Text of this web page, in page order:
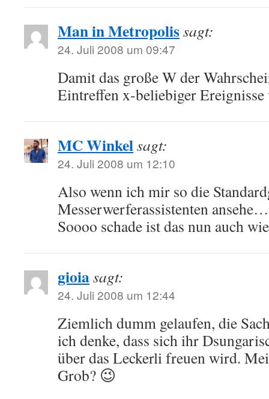
Man in Metropolissagt:
24. Juli 2008 um 09:47
Damit das große W der
Eintreffen x-beliebiger Ereignisse
MC Winkelsagt:
24. Juli 2008 um 12:10
Also wenn ich mir so die
Messerwerferassistenten ansehe…
Soooo schade ist das nun auch
gioiasagt:
24. Juli 2008 um 12:44
Ziemlich dumm gelaufen, die
ich denke, dass sich ihr
über das Leckerli freuen wird.
Grob? 😉